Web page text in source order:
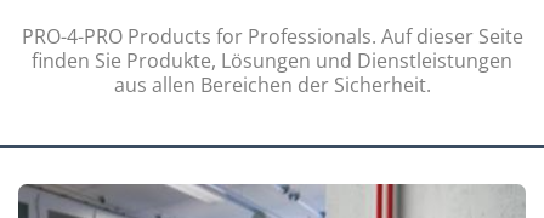
PRO-4-PRO Products for Professionals. Auf dieser Seite
finden Sie Produkte, Lösungen und Dienstleistungen
aus allen Bereichen der Sicherheit.